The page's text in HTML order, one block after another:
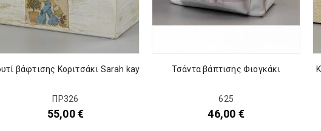
βάφτισης Κοριτσάκι Sarah kay
ΠΡ326
55,00€
Τσάντα βάπτισης Φιογκάκι
625
46,00 €